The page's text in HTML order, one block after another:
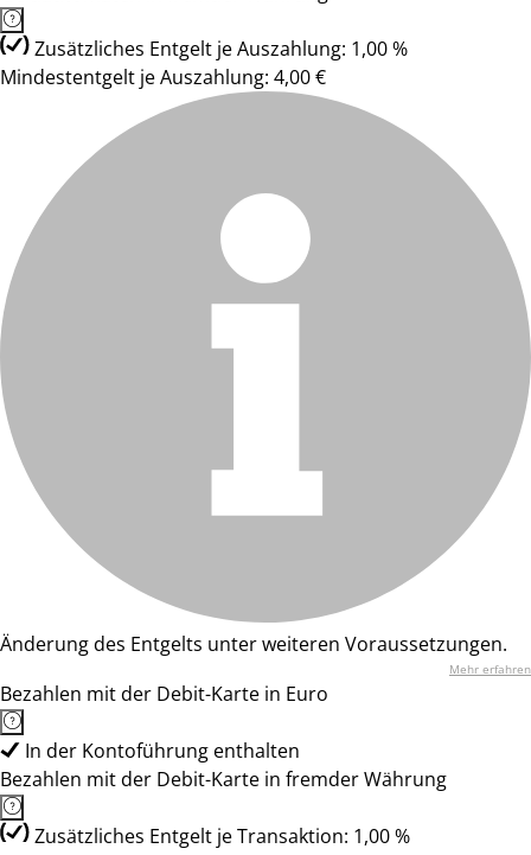
Zusätzliches Entgelt je Auszahlung: 1,00 %
Mindestentgelt je Auszahlung: 4,00 €
Änderung des Entgelts unter weiteren Voraussetzungen.
Mehr erfahren
Bezahlen mit der Debit-Karte in Euro
In der Kontoführung enthalten
Bezahlen mit der Debit-Karte in fremder Währung
Zusätzliches Entgelt je Transaktion: 1,00 %